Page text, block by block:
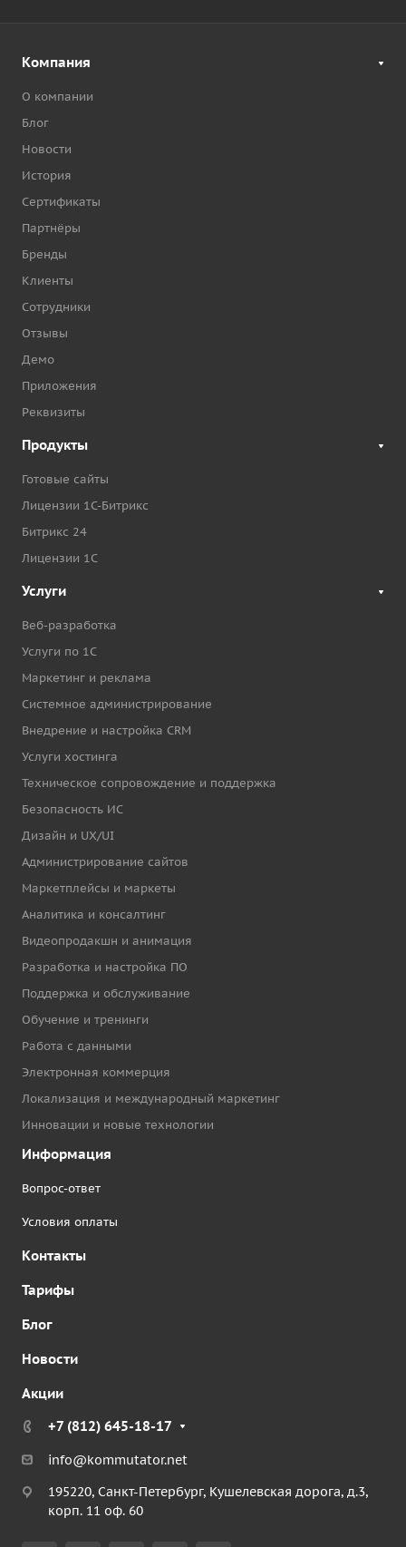
Компания
О компании
Блог
Новости
История
Сертификаты
Партнёры
Бренды
Клиенты
Сотрудники
Отзывы
Демо
Приложения
Реквизиты
Продукты
Готовые сайты
Лицензии 1С-Битрикс
Битрикс 24
Лицензии 1С
Услуги
Веб-разработка
Услуги по 1С
Маркетинг и реклама
Системное администрирование
Внедрение и настройка CRM
Услуги хостинга
Техническое сопровождение и поддержка
Безопасность ИС
Дизайн и UX/UI
Администрирование сайтов
Маркетплейсы и маркеты
Аналитика и консалтинг
Видеопродакшн и анимация
Разработка и настройка ПО
Поддержка и обслуживание
Обучение и тренинги
Работа с данными
Электронная коммерция
Локализация и международный маркетинг
Инновации и новые технологии
Информация
Вопрос-ответ
Условия оплаты
Контакты
Тарифы
Блог
Новости
Акции
+7 (812) 645-18-17
info@kommutator.net
195220, Санкт-Петербург, Кушелевская дорога, д.3,
корп. 11 оф. 60